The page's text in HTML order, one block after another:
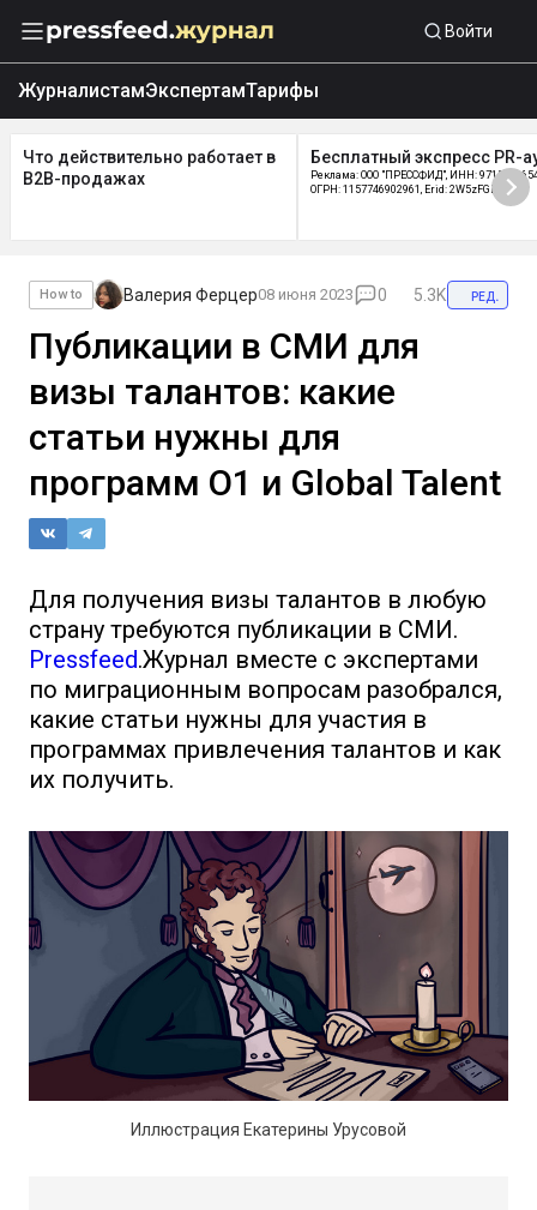
Войти
ЖурналистамЭкспертамТарифы
Что действительно работает в
B2B-продажах
Бесплатный экспресс PR-
Реклама: ООО "ПРЕССФИД", ИНН:
ОГРН: 1157746902961, Erid: 2W5zFGDycPz
How to Валерия Ферцер08 июня 2023 0 5.3K ред.
Публикации в СМИ для
визы талантов: какие
статьи нужны для
программ O1 и Global Talent
Для получения визы талантов в любую
страну требуются публикации в СМИ.
Pressfeed.Журнал вместе с экспертами
по миграционным вопросам разобрался,
какие статьи нужны для участия в
программах привлечения талантов и как
их получить.
Иллюстрация Екатерины Урусовой